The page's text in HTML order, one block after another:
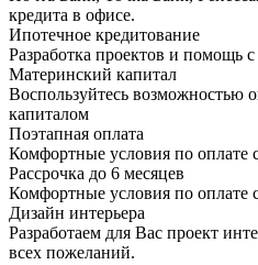
кредита в офисе.
Ипотечное кредитование
Разработка проектов и помощь
Материнский капитал
Воспользуйтесь возможностью
капиталом
Поэтапная оплата
Комфортные условия по оплате
Рассрочка до 6 месяцев
Комфортные условия по оплате
Дизайн интерьера
Разработаем для Вас проект
всех пожеланий.